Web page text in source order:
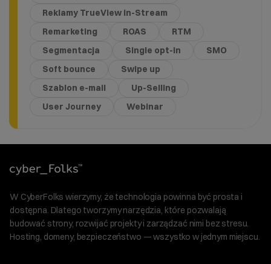
Reklamy TrueView in-Stream
Remarketing
ROAS
RTM
Segmentacja
Single opt-in
SMO
Soft bounce
Swipe up
Szablon e-mail
Up-Selling
User Journey
Webinar
W CyberFolks wierzymy, że technologia powinna być prosta i
dostępna. Dlatego tworzymy narzędzia, które pozwalają
budować strony, rozwijać projekty i zarządzać nimi bez stresu.
Hosting, domeny, bezpieczeństwo — wszystko w jednym miejscu.